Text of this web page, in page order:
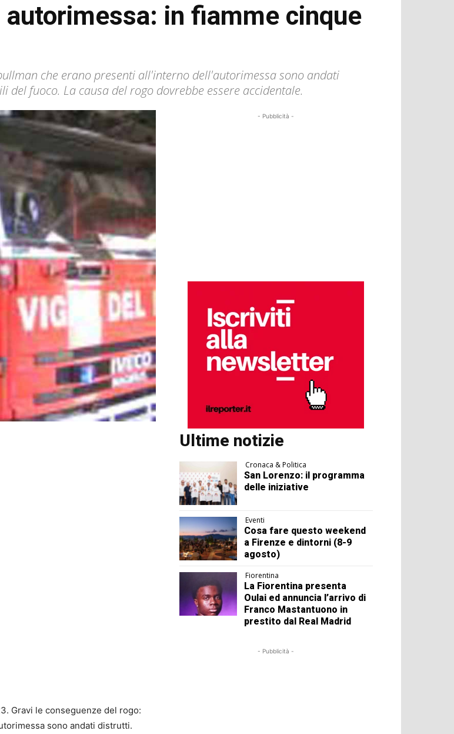
in fiamme cinque
che erano presenti all'interno dell'autorimessa sono andati
fuoco. La causa del rogo dovrebbe essere accidentale.
Gravi le conseguenze del rogo:
sono andati distrutti.
- Pubblicità -
Ultime notizie
Cronaca & Politica
San Lorenzo: il programma
delle iniziative
Eventi
Cosa fare questo weekend
a Firenze e dintorni (8-9
agosto)
Fiorentina
La Fiorentina presenta
Oulai ed annuncia l’arrivo di
Franco Mastantuono in
prestito dal Real Madrid
- Pubblicità -